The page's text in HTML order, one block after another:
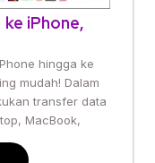
iPhone,
hingga ke
mudah! Dalam
transfer data
MacBook,